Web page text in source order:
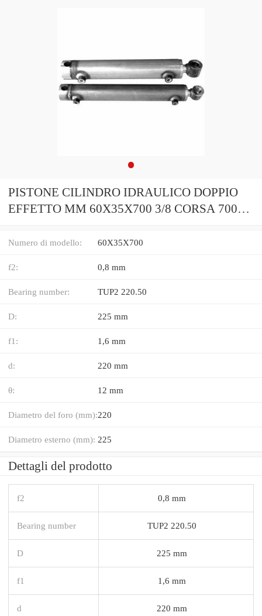
PISTONE CILINDRO IDRAULICO DOPPIO
EFFETTO MM 60X35X700 3/8 CORSA 700
Numero di modello: 60X35X700
f2: 0,8 mm
Bearing number: TUP2 220.50
D: 225 mm
f1: 1,6 mm
d: 220 mm
θ: 12 mm
Diametro del foro (mm):220
Diametro esterno (mm): 225
Dettagli del prodotto
f2 0,8 mm
Bearing number TUP2 220.50
D 225 mm
f1 1,6 mm
d 220 mm